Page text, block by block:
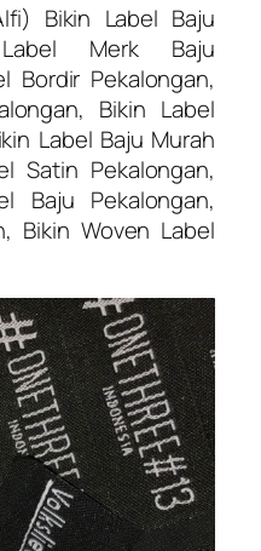
Bikin Label Baju
Merk Baju
Bordir Pekalongan,
Bikin Label
Label Baju Murah
Satin Pekalongan,
Baju Pekalongan,
Bikin Woven Label